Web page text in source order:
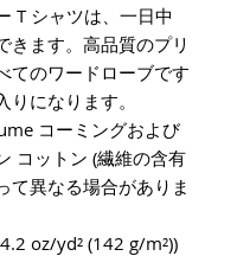
T シャツは、一日中
きます。高品質のプリ
てのワードローブです
りになります。
コーミングおよび
コットン (繊維の含有
て異なる場合がありま
oz/yd² (142 g/m²))